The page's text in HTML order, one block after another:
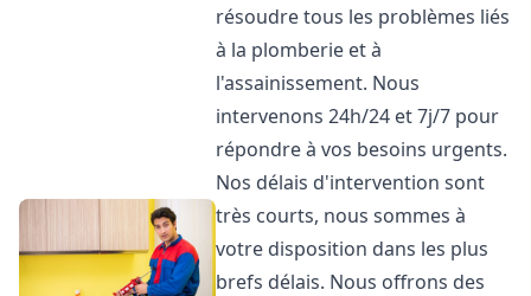
résoudre tous les problèmes liés
à la plomberie et à
l'assainissement. Nous
intervenons 24h/24 et 7j/7 pour
répondre à vos besoins urgents.
Nos délais d'intervention sont
très courts, nous sommes à
votre disposition dans les plus
brefs délais. Nous offrons des